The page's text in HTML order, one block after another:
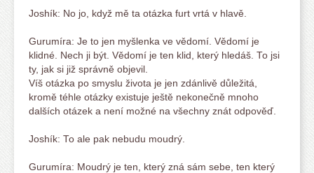
Joshík: No jo, když mě ta otázka furt vrtá v hlavě.
Gurumíra: Je to jen myšlenka ve vědomí. Vědomí je
klidné. Nech ji být. Vědomí je ten klid, který hledáš. To jsi
ty, jak si již správně objevil.
Víš otázka po smyslu života je jen zdánlivě důležitá,
kromě téhle otázky existuje ještě nekonečně mnoho
dalších otázek a není možné na všechny znát odpověď.
Joshík: To ale pak nebudu moudrý.
Gurumíra: Moudrý je ten, který zná sám sebe, ten který